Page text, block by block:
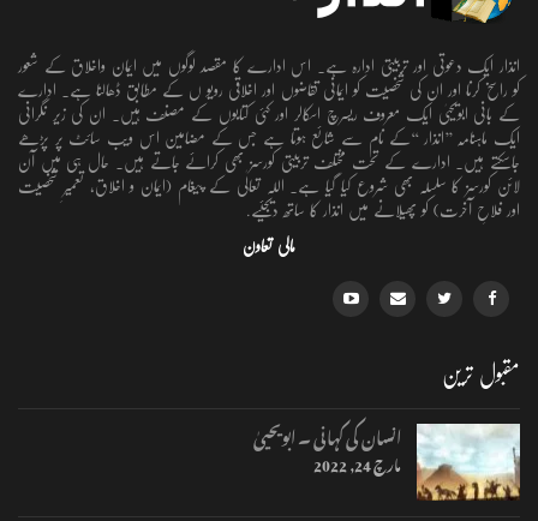
انذار ایک دعوتی اور تربیتی ادارہ ہے۔ اس ادارے کا مقصد لوگوں میں ایمان واخلاق کے شعور
کو راسخ کرنا اور ان کی شخصیت کو ایمانی تقاضوں اور اخلاقی رویو ں کے مطابق ڈھالنا ہے۔ ادارے
کے بانی ابویحییٰ ایک معروف ریسرچ اسکالر اور کئی کتابوں کے مصنف ہیں۔ ان کی زیر نگرانی
ایک ماہنامہ ’’انذار ‘‘کے نام سے شائع ہوتا ہے جس کے مضامین اس ویب سائٹ پر پڑھے
جاسکتے ہیں۔ ادارے کے تحت مختلف تربیتی کورسز بھی کرائے جاتے ہیں۔ حال ہی میں آن
لائن کورسز کا سلسلہ بھی شروع کیا گیا ہے۔ اللہ تعالٰی کے پیغام (ایمان و اخلاق، تعمیرِ شخصیت
اور فلاحِ آخرت) کو پھیلانے میں انذار کا ساتھ دیجئیے.
مالی تعاون
مقبول ترین
انسان کی کہانی ۔ ابویحییٰ
مارچ 24, 2022